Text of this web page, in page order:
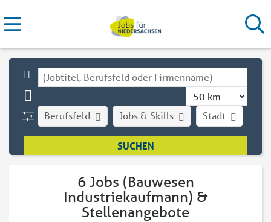
Stadt
Berufsfeld Jobs & Skills
6 Jobs (Bauwesen
Industriekaufmann) &
Stellenangebote